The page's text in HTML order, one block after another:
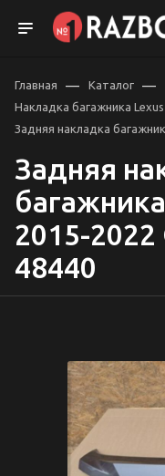
Главная — Каталог —
Накладка багажника Lexus
Задняя накладка
Задняя
2015-2022
48440